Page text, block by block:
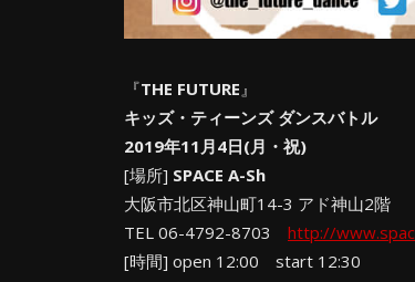
『THE FUTURE 』
キッズ・ティーンズ ダンスバトル
2019年11月4日(月・祝)
[場所] SPACE A-Sh
大阪市北区神山町14-3 アド神山2階
TEL 06-4792-8703 http://
[時間] open 12:00 start 12:30